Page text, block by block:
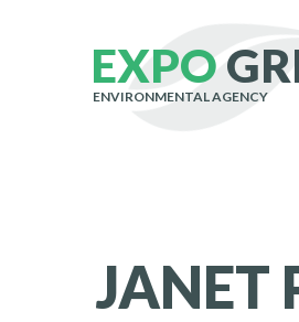
EXPO GR
ENVIRONMENTAL AGENCY
JANET